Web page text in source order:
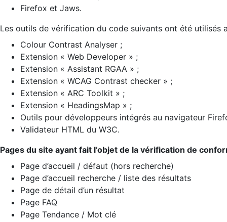
Firefox et Jaws.
Les outils de vérification du code suivants ont été utilisés
Colour Contrast Analyser ;
Extension « Web Developer » ;
Extension « Assistant RGAA » ;
Extension « WCAG Contrast checker » ;
Extension « ARC Toolkit » ;
Extension « HeadingsMap » ;
Outils pour développeurs intégrés au navigateur
Validateur HTML du W3C.
Pages du site ayant fait l’objet de la vérification de
Page d’accueil / défaut (hors recherche)
Page d’accueil recherche / liste des résultats
Page de détail d’un résultat
Page FAQ
Page Tendance / Mot clé